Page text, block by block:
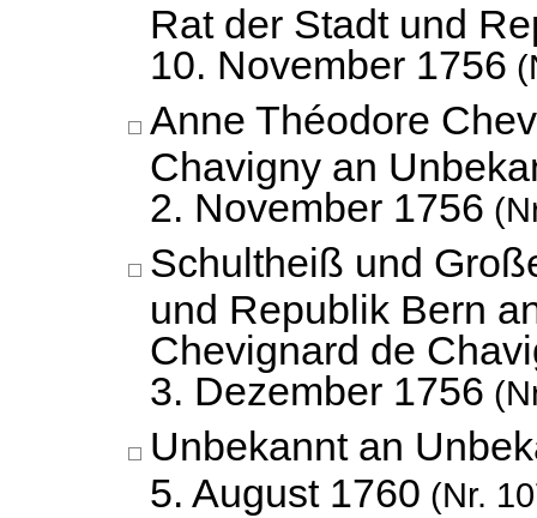
Rat der Stadt und
10. November 1756
Anne Théodore
Chavigny an
2. November 1756
Schultheiß und
und Republik Bern
Chevignard de
3. Dezember 1756
Unbekannt an
5. August 1760 (Nr.